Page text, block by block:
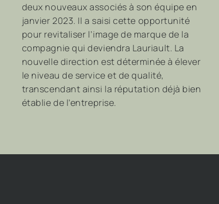
deux nouveaux associés à son équipe en
janvier 2023. Il a saisi cette opportunité
pour revitaliser l’image de marque de la
compagnie qui deviendra Lauriault. La
nouvelle direction est déterminée à élever
le niveau de service et de qualité,
transcendant ainsi la réputation déjà bien
établie de l’entreprise.